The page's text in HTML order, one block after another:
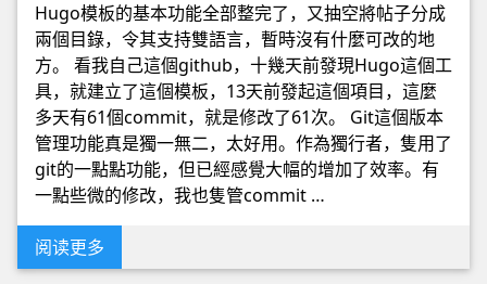
Hugo模板的基本功能全部整完了，又抽空將帖子分成
兩個目錄，令其支持雙語言，暫時沒有什麼可改的地
方。 看我自己這個github，十幾天前發現Hugo這個工
具，就建立了這個模板，13天前發起這個項目，這麼
多天有61個commit，就是修改了61次。 Git這個版本
管理功能真是獨一無二，太好用。作為獨行者，隻用了
git的一點點功能，但已經感覺大幅的增加了效率。有
一點些微的修改，我也隻管commit …
阅读更多